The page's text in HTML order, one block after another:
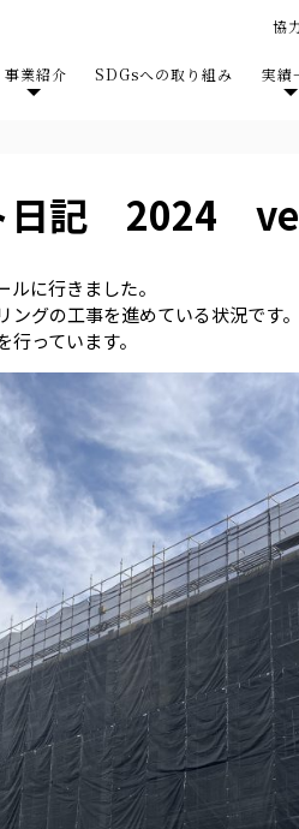
協
事業紹介 SDGsへの取り組み 実績
日記 2024
に行きました。
グの工事を進めている状況です。
っています。